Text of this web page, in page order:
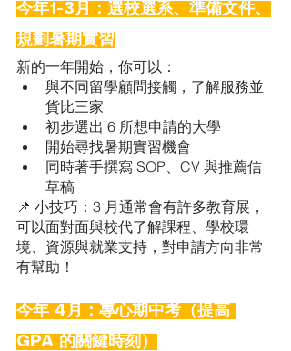
今年1-3月：選校選系、準備文件、
規劃暑期實習
新的一年開始，你可以：
與不同留學顧問接觸，了解服務並
貨比三家
初步選出 6 所想申請的大學
開始尋找暑期實習機會
同時著手撰寫 SOP、CV 與推薦信
草稿
📌 小技巧：3 月通常會有許多教育展，
可以面對面與校代了解課程、學校環
境、資源與就業支持，對申請方向非常
有幫助！
今年 4月：專心期中考（提高
GPA 的關鍵時刻）